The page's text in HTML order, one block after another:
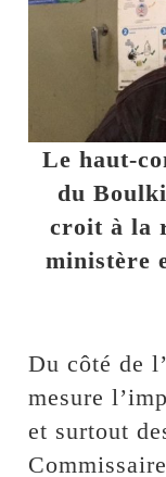
Le haut-
du
croit à la
ministère
Du côté de
mesure
et surtout